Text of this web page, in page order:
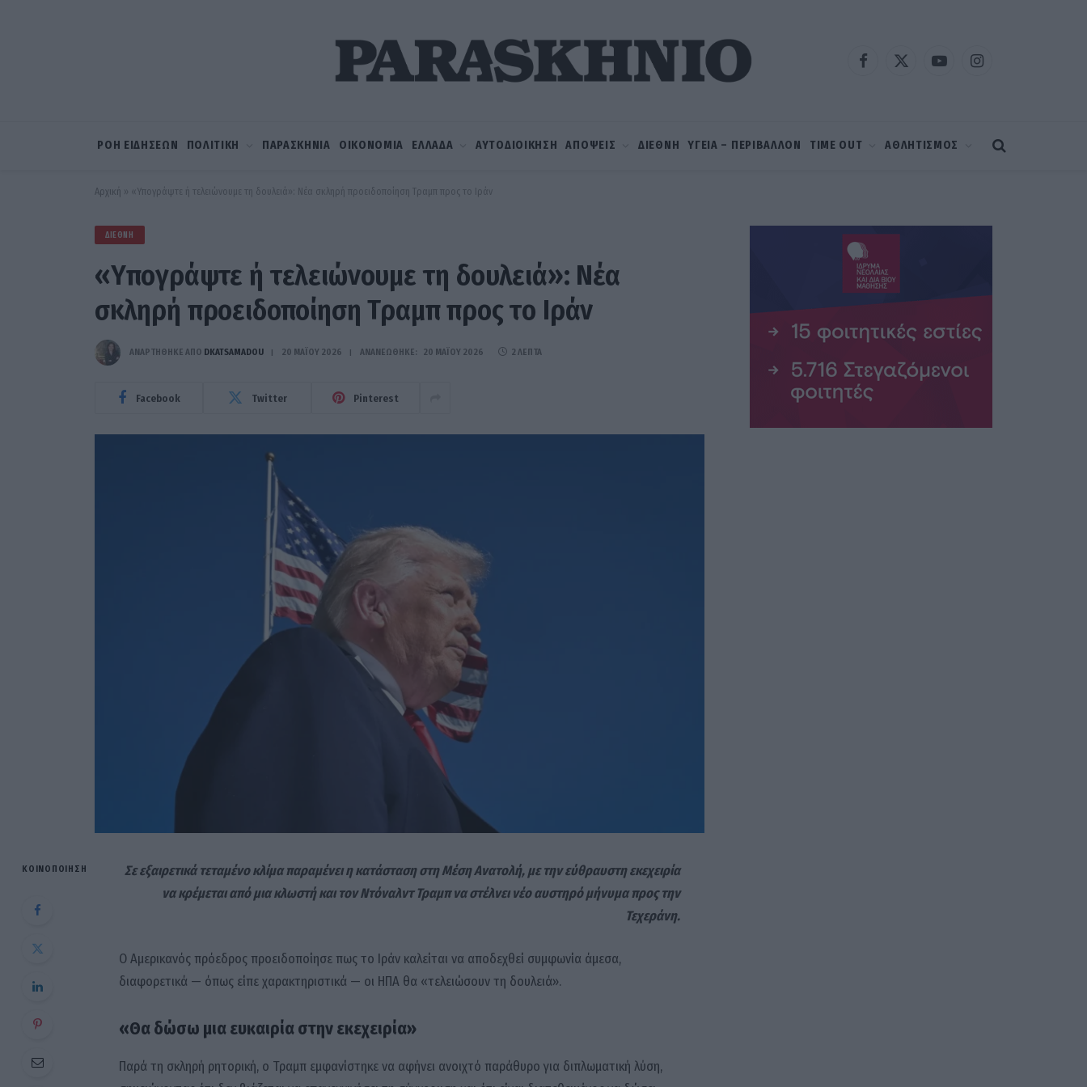
Facebook
X
YouTubeInstagram
ΡΟΗ ΕΙΔΗΣΕΩΝ ΠΟΛΙΤΙΚΗ ΠΑΡΑΣΚΗΝΙΑ ΟΙΚΟΝΟΜΙΑ ΕΛΛΑΔΑ ΑΥΤΟΔΙΟΙΚΗΣΗ ΑΠΟΨΕΙΣ ΔΙΕΘΝΗ ΥΓΕΙΑ – ΠΕΡΙΒΑΛΛΟΝ TIME OUT ΑΘΛΗΤΙΣΜΟΣ
Αρχική » «Υπογράψτε ή τελειώνουμε τη δουλειά»: Νέα σκληρή προειδοποίηση Τραμπ προς το Ιράν
ΔΙΕΘΝΉ
«Υπογράψτε ή τελειώνουμε τη δουλειά»: Νέα
σκληρή προειδοποίηση Τραμπ προς το Ιράν
ΑΝΑΡΤΗΘΗΚΕ ΑΠΟ DKATSAMADOU 20 ΜΑΪ́ΟΥ 2026 ΑΝΑΝΕΏΘΗΚΕ: 20 ΜΑΪ́ΟΥ 2026 2 ΛΕΠΤΆ
Facebook Twitter Pinterest
ΚΟΙΝΟΠΟΊΗΣΗ
Σε εξαιρετικά τεταμένο κλίμα παραμένει η κατάσταση στη Μέση Ανατολή, με την εύθραυστη εκεχειρία
να κρέμεται από μια κλωστή και τον Ντόναλντ Τραμπ να στέλνει νέο αυστηρό μήνυμα προς την
Τεχεράνη.
Ο Αμερικανός πρόεδρος προειδοποίησε πως το Ιράν καλείται να αποδεχθεί συμφωνία άμεσα,
διαφορετικά — όπως είπε χαρακτηριστικά — οι ΗΠΑ θα «τελειώσουν τη δουλειά».
«Θα δώσω μια ευκαιρία στην εκεχειρία»
Παρά τη σκληρή ρητορική, ο Τραμπ εμφανίστηκε να αφήνει ανοιχτό παράθυρο για διπλωματική λύση,